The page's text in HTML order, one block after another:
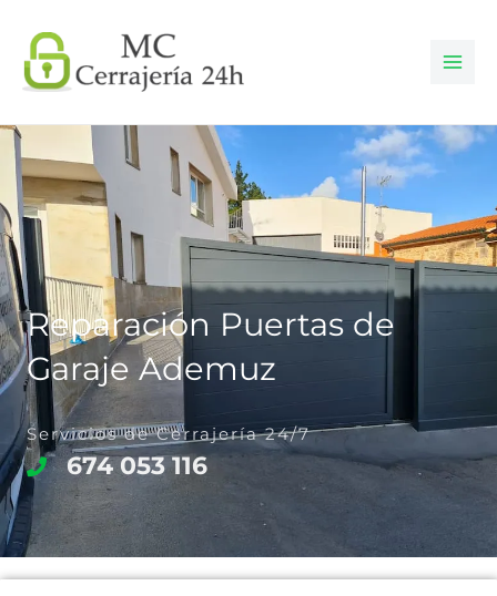
contenido
Reparación Puertas de
Garaje Ademuz
Servicios de Cerrajería 24/7
674 053 116